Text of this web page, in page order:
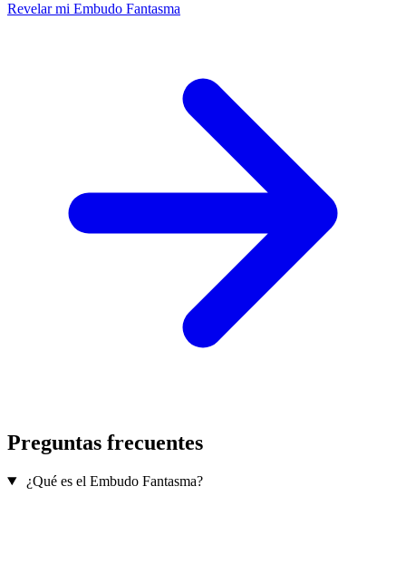
Revelar mi Embudo Fantasma
Preguntas frecuentes
¿Qué es el Embudo Fantasma?